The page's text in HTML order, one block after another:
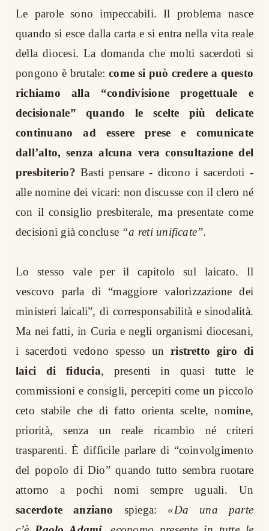
Le parole sono impeccabili. Il problema nasce
quando si esce dalla carta e si entra nella vita reale
della diocesi. La domanda che molti sacerdoti si
pongono è brutale: come si può credere a questo
richiamo alla “condivisione progettuale e
decisionale” quando le scelte più delicate
continuano ad essere prese e comunicate
dall’alto, senza alcuna vera consultazione del
presbiterio? Basti pensare - dicono i sacerdoti -
alle nomine dei vicari: non discusse con il clero né
con il consiglio presbiterale, ma presentate come
decisioni già concluse “a reti unificate”.
Lo stesso vale per il capitolo sul laicato. Il
vescovo parla di “maggiore valorizzazione dei
ministeri laicali”, di corresponsabilità e sinodalità.
Ma nei fatti, in Curia e negli organismi diocesani,
i sacerdoti vedono spesso un ristretto giro di
laici di fiducia, presenti in quasi tutte le
commissioni e consigli, percepiti come un piccolo
ceto stabile che di fatto orienta scelte, nomine,
priorità, senza un reale ricambio né criteri
trasparenti. È difficile parlare di “coinvolgimento
del popolo di Dio” quando tutto sembra ruotare
attorno a pochi nomi sempre uguali. Un
sacerdote anziano spiega:
«Da una parte